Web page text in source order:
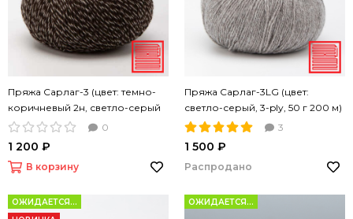
Пряжа Сарлаг-3 (цвет: темно-
коричневый 2н, светло-серый
1н, 50 г 200 м)
0
1 200 ₽
В корзину
Пряжа Сарлаг-3LG (цвет:
светло-серый, 3-ply, 50 г 200 м)
3
1 500 ₽
Распродано
ОЖИДАЕТСЯ...
ОЖИДАЕТСЯ...